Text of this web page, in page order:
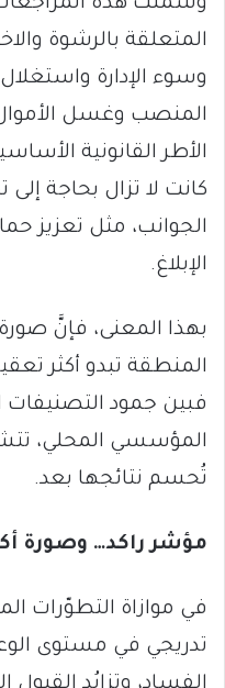
المتعلقة بالرشوة
وسوء الإدارة
المنصب وغسل
الأطر القانونية
كانت لا تزال بحاجة
الجوانب، مثل تعزيز
الإبلاغ.
بهذا المعنى، فإنَّ
المنطقة تبدو أكثر
فبين جمود التصنيفات
المؤسسي المحلي،
تُحسم نتائجها بعد.
مؤشر راكد… وصورة
في موازاة التطوّرات
تدريجي في مستوى